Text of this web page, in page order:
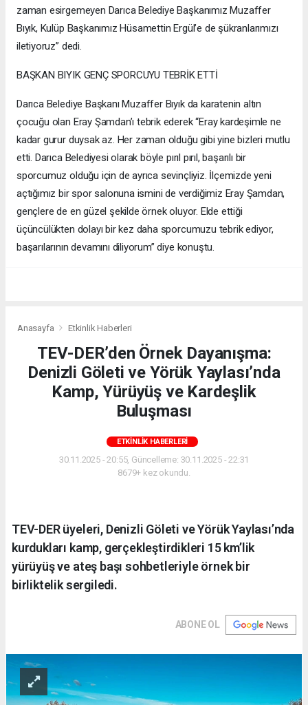
zaman esirgemeyen Darıca Belediye Başkanımız Muzaffer
Bıyık, Kulüp Başkanımız Hüsamettin Ergül’e de şükranlarımızı
iletiyoruz” dedi.
BAŞKAN BIYIK GENÇ SPORCUYU TEBRİK ETTİ
Darıca Belediye Başkanı Muzaffer Bıyık da karatenin altın
çocuğu olan Eray Şamdan’ı tebrik ederek “Eray kardeşimle ne
kadar gurur duysak az. Her zaman olduğu gibi yine bizleri mutlu
etti. Darıca Belediyesi olarak böyle pırıl pırıl, başarılı bir
sporcumuz olduğu için de ayrıca sevinçliyiz. İlçemizde yeni
açtığımız bir spor salonuna ismini de verdiğimiz Eray Şamdan,
gençlere de en güzel şekilde örnek oluyor. Elde ettiği
üçüncülükten dolayı bir kez daha sporcumuzu tebrik ediyor,
başarılarının devamını diliyorum” diye konuştu.
Anasayfa Etkinlik Haberleri
TEV-DER’den Örnek Dayanışma:
Denizli Göleti ve Yörük Yaylası’nda
Kamp, Yürüyüş ve Kardeşlik
Buluşması
ETKINLIK HABERLERI
30.11.2025 - 20:55, Güncelleme: 30.11.2025 - 22:31
8679+ kez okundu.
TEV-DER üyeleri, Denizli Göleti ve Yörük Yaylası’nda
kurdukları kamp, gerçekleştirdikleri 15 km’lik
yürüyüş ve ateş başı sohbetleriyle örnek bir
birliktelik sergiledi.
ABONE OL